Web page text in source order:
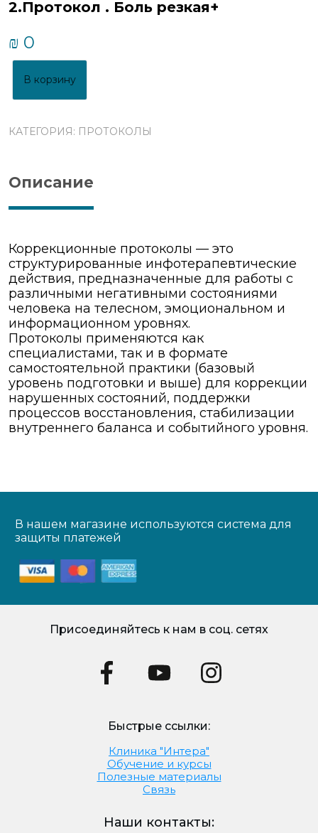
2.Протокол . Боль резкая+
₪ 0
В корзину
КАТЕГОРИЯ: ПРОТОКОЛЫ
Описание
Коррекционные протоколы — это
структурированные инфотерапевтические
действия, предназначенные для работы с
различными негативными состояниями
человека на телесном, эмоциональном и
информационном уровнях.
Протоколы применяются как
специалистами, так и в формате
самостоятельной практики (базовый
уровень подготовки и выше) для коррекции
нарушенных состояний, поддержки
процессов восстановления, стабилизации
внутреннего баланса и событийного уровня.
В нашем магазине используются система для
защиты платежей
Наши контакты:
Быстрые ссылки:
Клиника "Интера"
Обучение и курсы
Полезные материалы
Связь
Присоединяйтесь к нам в соц. сетях